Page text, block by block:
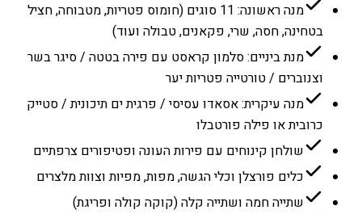
מנה ראשונה: 11 סוגים (חומוס פטריות, מטבוחה, חציל
בטחינה, חסה, שרי, פקאנים, טבולה ועוד)
מנת ביניים: סלמון קראסט עם פירה בטטה / סיגר בשר
וצנוברים / טורטייה פטריות יער
מנה עיקרית: אסאדו עסיסי / פרגית ים תיכונית / סטייק
כרובית או פילה פורטבלו
שולחן קינוחים עם פירות העונה ופטיפורים צרפתיים
כלים פורצלן וכלי הגשה, מפות, מפיות וצוות מלצרים
שתייה חמה ושתייה קלה (קוקה קולה ופריגת)